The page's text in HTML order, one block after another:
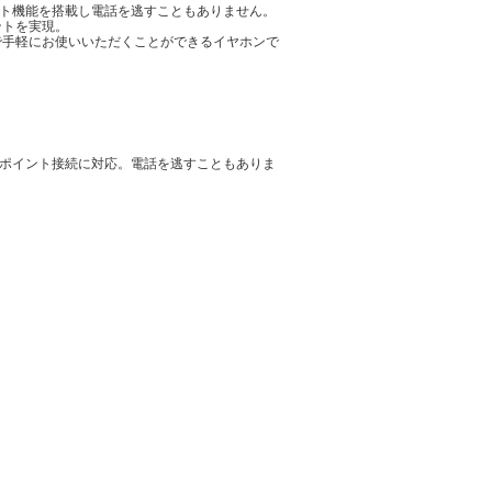
能を搭載し電話を逃すこともありません。
を実現。
軽にお使いいただくことができるイヤホンで
イント接続に対応。電話を逃すこともありま